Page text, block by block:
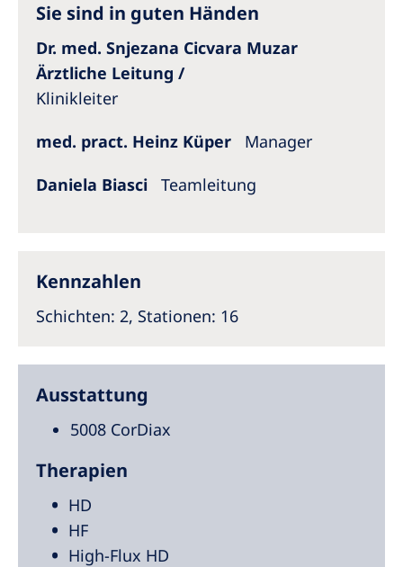
Sie sind in guten Händen
Dr. med. Snjezana Cicvara Muzar
Ärztliche Leitung /
Klinikleiter
med. pract. Heinz Küper
Manager
Daniela Biasci
Teamleitung
Kennzahlen
Schichten: 2, Stationen: 16
Ausstattung
5008 CorDiax
Therapien
HD
HF
High-Flux HD